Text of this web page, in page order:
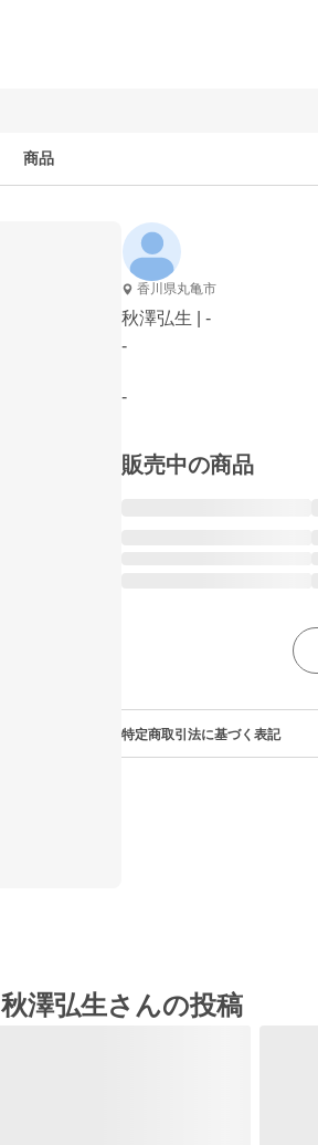
商品
香川県丸亀市
秋澤弘生 | -
-
-
販売中の商品
特定商取引法に基づく表記
秋澤弘生さんの投稿